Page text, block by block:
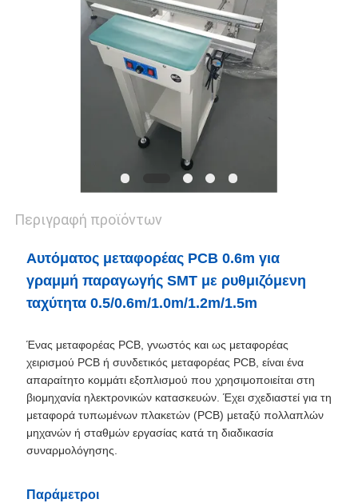
ΠΟΛΙΤΙΚΉ
ΑΠΟΡΡΉΤΟΥ
Περιγραφή προϊόντων
Αυτόματος μεταφορέας PCB 0.6m για
γραμμή παραγωγής SMT με ρυθμιζόμενη
ταχύτητα 0.5/0.6m/1.0m/1.2m/1.5m
Ένας μεταφορέας PCB, γνωστός και ως μεταφορέας
χειρισμού PCB ή συνδετικός μεταφορέας PCB, είναι ένα
απαραίτητο κομμάτι εξοπλισμού που χρησιμοποιείται στη
βιομηχανία ηλεκτρονικών κατασκευών. Έχει σχεδιαστεί για τη
μεταφορά τυπωμένων πλακετών (PCB) μεταξύ πολλαπλών
μηχανών ή σταθμών εργασίας κατά τη διαδικασία
συναρμολόγησης.
Παράμετροι